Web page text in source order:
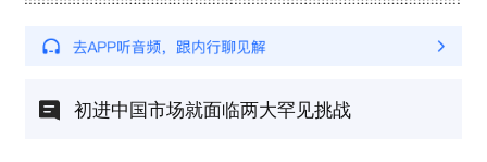
初进中国市场就面临两大罕见挑战